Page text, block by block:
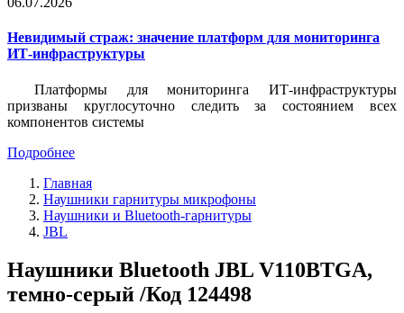
Невидимый страж: значение платформ для мониторинга
ИТ-инфраструктуры
Платформы для мониторинга ИТ-инфраструктуры
призваны круглосуточно следить за состоянием всех
компонентов системы
Подробнее
Главная
Наушники гарнитуры микрофоны
Наушники и Bluetooth-гарнитуры
JBL
Наушники Bluetooth JBL V110BTGA,
темно-серый /Код 124498